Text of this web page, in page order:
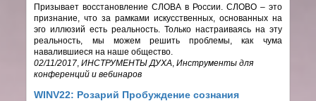
Призывает восстановление СЛОВА в России. СЛОВО – это
признание, что за рамками искусственных, основанных на
эго иллюзий есть реальность. Только настраиваясь на эту
реальность, мы можем решить проблемы, как чума
навалившиеся на наше общество.
02/11/2017 ,ИНСТРУМЕНТЫ ДУХА ,Инструменты для
конференций и вебинаров
WINV22: Розарий Пробуждение сознания